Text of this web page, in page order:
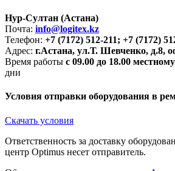
Нур-Султан (Астана)
Почта: info@logitex.kz
Телефон: +7 (7172) 512-211; +7 (7172)
Адрес: г.Астана, ул.Т. Шевченко, д.8,
Время работы с 09.00 до 18.00
дни
Условия отправки оборудования в
Скачать условия
Ответственность за доставку
центр Optimus несет отправитель.